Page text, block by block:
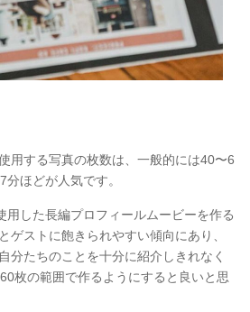
用する写真の枚数は、一般的には40〜6
ほどが人気です。
用した長編プロフィールムービーを作る
ゲストに飽きられやすい傾向にあり、
分たちのことを十分に紹介しきれなく
枚の範囲で作るようにすると良いと思